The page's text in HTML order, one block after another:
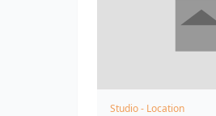
Studio - Location